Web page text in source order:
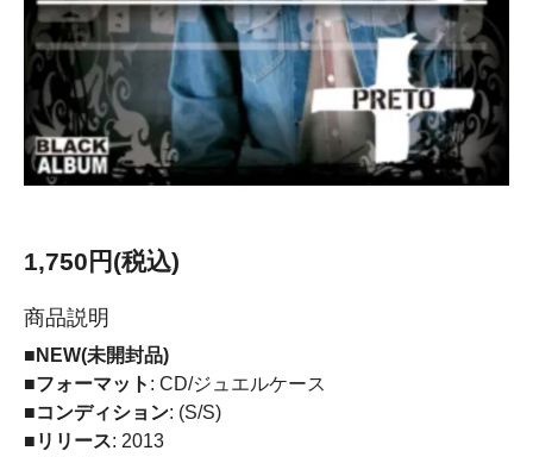
1,750円(税込)
商品説明
■NEW(未開封品)
■フォーマット : CD/ジュエルケース
■コンディション: (S/S)
■リリース: 2013